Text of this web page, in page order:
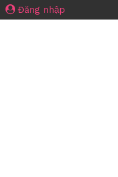
Đăng nhập